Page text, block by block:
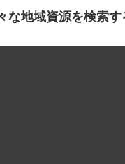
地域資源を検索す